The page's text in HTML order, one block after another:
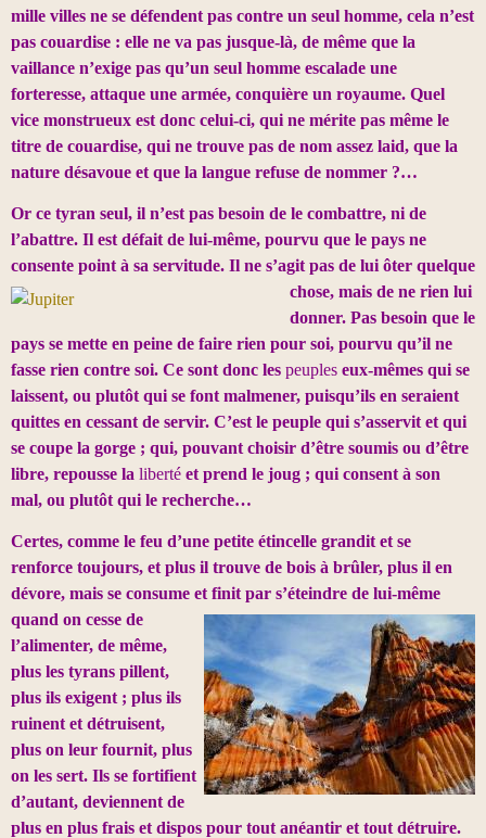
mille villes ne se défendent pas contre un seul homme, cela n’est
pas couardise : elle ne va pas jusque-là, de même que la
vaillance n’exige pas qu’un seul homme escalade une
forteresse, attaque une armée, conquière un royaume. Quel
vice monstrueux est donc celui-ci, qui ne mérite pas même le
titre de couardise, qui ne trouve pas de nom assez laid, que la
nature désavoue et que la langue refuse de nommer ?…
Or ce tyran seul, il n’est pas besoin de le combattre, ni de
l’abattre. Il est défait de lui-même, pourvu que le pays ne
consente point à sa servitude. Il ne s’agit pas de lui ôter quelque
chose, mais de ne rien lui
donner. Pas besoin que le
pays se mette en peine de faire rien pour soi, pourvu qu’il ne
fasse rien contre soi. Ce sont donc les peuples eux-mêmes qui se
laissent, ou plutôt qui se font malmener, puisqu’ils en seraient
quittes en cessant de servir. C’est le peuple qui s’asservit et qui
se coupe la gorge ; qui, pouvant choisir d’être soumis ou d’être
libre, repousse la liberté et prend le joug ; qui consent à son
mal, ou plutôt qui le recherche…
Certes, comme le feu d’une petite étincelle grandit et se
renforce toujours, et plus il trouve de bois à brûler, plus il en
dévore, mais se consume et finit par s’éteindre de lui-même
quand on cesse de
l’alimenter, de même,
plus les tyrans pillent,
plus ils exigent ; plus ils
ruinent et détruisent,
plus on leur fournit, plus
on les sert. Ils se fortifient
d’autant, deviennent de
plus en plus frais et dispos pour tout anéantir et tout détruire.